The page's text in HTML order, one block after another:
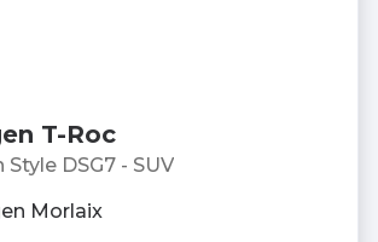
T-Roc
2.0 TDI 150ch Style DSG7 - SUV
Morlaix